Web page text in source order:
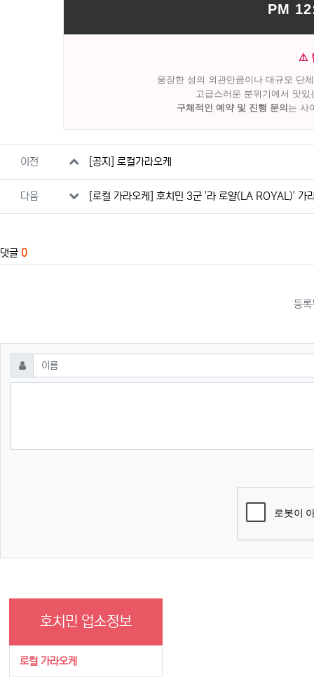
PM
⚠️
웅장한 성의 외관만큼이나 대규모 단
고급스러운 분위기에서 맛
구체적인 예약 및 진행 문의 는 사
관련자료
이전 [공지] 로컬가라오케
다음 [로컬 가라오케] 호치민 3군 '라 로얄(LA ROYAL)' 가
댓글 0
등
댓글쓰기
이름 필수
호치민 업소정보
로컬 가라오케